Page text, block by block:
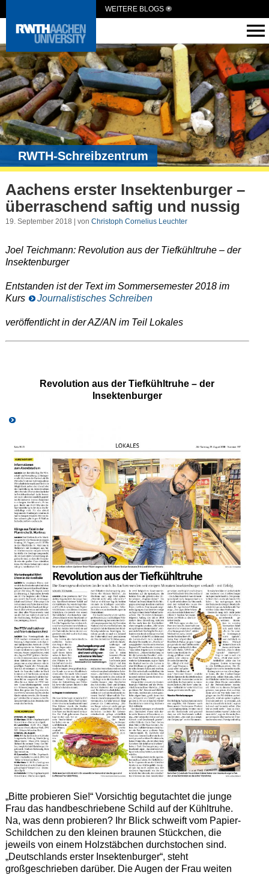
WEITERE BLOGS
RWTH-Schreibzentrum
Aachens erster Insektenburger –
überraschend saftig und nussig
19. September 2018 | von Christoph Cornelius Leuchter
Joel Teichmann: Revolution aus der Tiefkühltruhe – der
Insektenburger
Entstanden ist der Text im Sommersemester 2018 im
Kurs
Journalistisches Schreiben
veröffentlicht in der AZ/AN im Teil Lokales
Revolution aus der Tiefkühltruhe – der
Insektenburger
„Bitte probieren Sie!“ Vorsichtig begutachtet die junge
Frau das handbeschriebene Schild auf der Kühltruhe.
Na, was denn probieren? Ihr Blick schweift vom Papier-
Schildchen zu den kleinen braunen Stückchen, die
jeweils von einem Holzstäbchen durchstochen sind.
„Deutschlands erster Insektenburger“, steht
großgeschrieben darüber. Die Augen der Frau weiten